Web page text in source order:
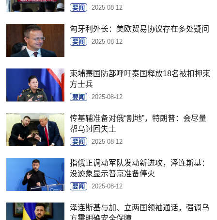
要闻 2025-08-12
匈牙利外长：美欧贸易协议存在多处疑问
要闻 2025-08-12
柬埔寨国防部呼吁泰国释放18名被扣押柬
方士兵
要闻 2025-08-12
传基辅准备对俄“割地”，特朗普：会尽量
帮乌讨回失土
要闻 2025-08-12
指俄正调动军队发动新进攻，泽连斯基：
没迹象显示普京准备停火
要闻 2025-08-12
泽连斯基与加、立两国领袖通话，强调乌